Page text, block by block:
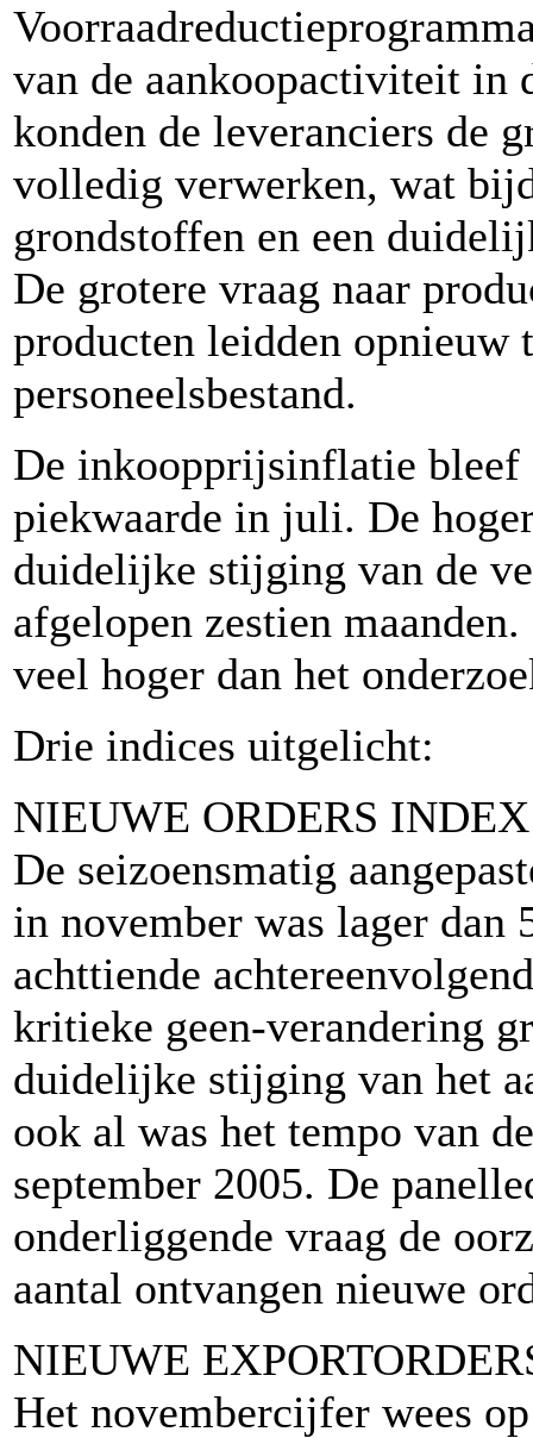
van de aankoopactiviteit in
konden de leveranciers de
volledig verwerken, wat
grondstoffen en een
De grotere vraag naar
producten leidden opnieuw
personeelsbestand.
De inkoopprijsinflatie bleef
piekwaarde in juli. De
duidelijke stijging van de
afgelopen zestien
veel hoger dan het
Drie indices uitgelicht:
NIEUWE ORDERS INDEX
De seizoensmatig
in november was lager dan
achttiende
kritieke geen-verandering
duidelijke stijging van het
ook al was het tempo van
september 2005. De
onderliggende vraag de
aantal ontvangen nieuwe
NIEUWE
Het novembercijfer wees